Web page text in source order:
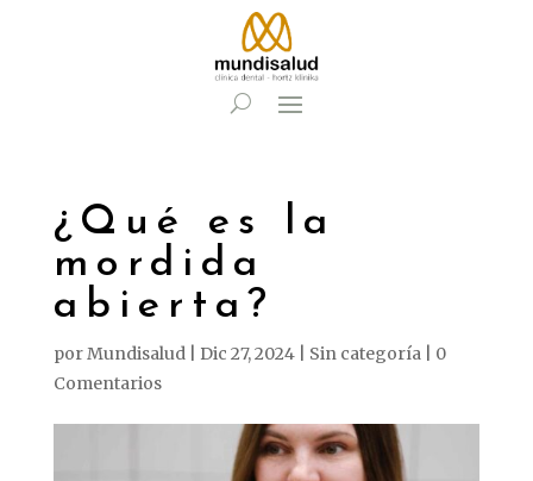
¿Qué es la
mordida
abierta?
porMundisalud| Dic 27, 2024| Sin categoría| 0
Comentarios